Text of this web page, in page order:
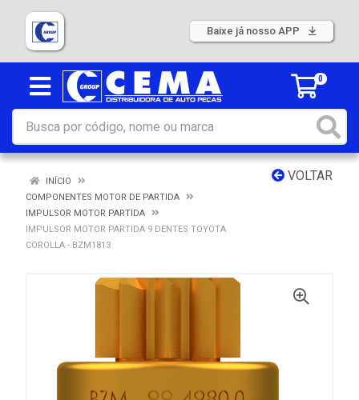
Baixe já nosso APP
0
VOLTAR
INÍCIO
COMPONENTES MOTOR DE PARTIDA
IMPULSOR MOTOR PARTIDA
IMPULSOR MOTOR PARTIDA 9 DENTES TOYOTA
COROLLA - BZM1813